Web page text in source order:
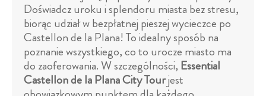
Doświadcz uroku i splendoru miasta bez stresu,
biorąc udział w bezpłatnej pieszej wycieczce po
Castellon de la Plana! To idealny sposób na
poznanie wszystkiego, co to urocze miasto ma
do zaoferowania. W szczególności, Essential
Castellon de la Plana City Tourjest